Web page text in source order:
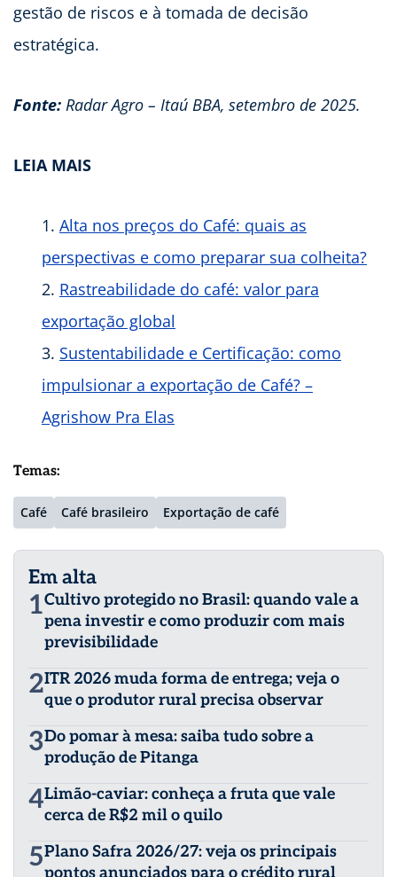
gestão de riscos e à tomada de decisão
estratégica.
Fonte: Radar Agro – Itaú BBA, setembro de 2025.
LEIA MAIS
Alta nos preços do Café: quais as
perspectivas e como preparar sua colheita?
Rastreabilidade do café: valor para
exportação global
Sustentabilidade e Certificação: como
impulsionar a exportação de Café? –
Agrishow Pra Elas
Temas:
Café Café brasileiro Exportação de café
Em alta
1Cultivo protegido no Brasil: quando vale a
pena investir e como produzir com mais
previsibilidade
2ITR 2026 muda forma de entrega; veja o
que o produtor rural precisa observar
3Do pomar à mesa: saiba tudo sobre a
produção de Pitanga
4Limão-caviar: conheça a fruta que vale
cerca de R$2 mil o quilo
5Plano Safra 2026/27: veja os principais
pontos anunciados para o crédito rural